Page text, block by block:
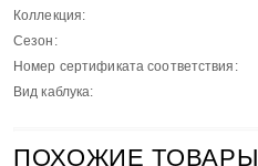
Коллекция:
Сезон:
Номер сертификата соответствия:
Вид каблука:
ПОХОЖИЕ ТОВАРЫ